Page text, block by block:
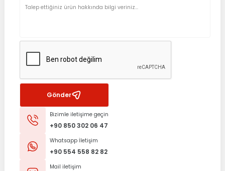
Gönder
Bizimle iletişime geçin
+90 850 302 06 47
Whatsapp İletişim
+90 554 558 82 82
Mail iletişim